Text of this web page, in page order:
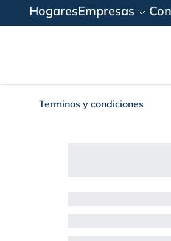
HogaresEmpresas
Terminos y condiciones